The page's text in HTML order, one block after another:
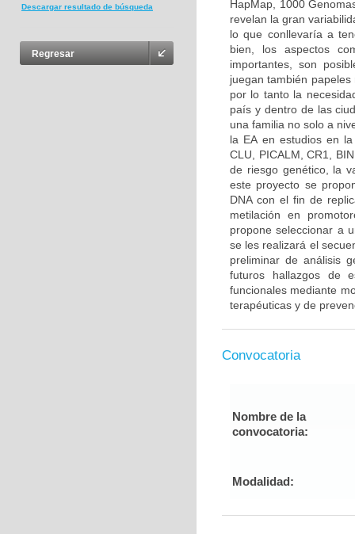
Descargar resultado de búsqueda
Regresar
HapMap, 1000
revelan la gran
lo que conllevaría a
bien, los aspectos
importantes, son
juegan también
por lo tanto la
país y dentro de las
una familia no solo a
la EA en estudios en
CLU, PICALM, CR1,
de riesgo genético, la
este proyecto se
DNA con el fin de
metilación en
propone seleccionar a
se les realizará el
preliminar de análisis
futuros hallazgos de
funcionales mediante
terapéuticas y de
Convocatoria
Nombre de la
convocatoria:
Modalidad: